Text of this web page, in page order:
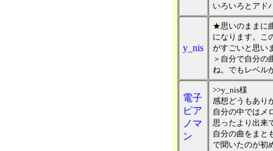
いろいろとアド
y_nis
★思いのままに
になります。こ
がすごいと思い
＞自分で自分
ね。でもレベル
電子
ピア
ノマ
ン
>>y_nis様
感想どうもあり
自分の中ではメ
思ったより出来
自分の曲をまと
で聞いたのが初